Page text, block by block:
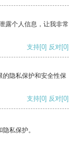
露个人信息，让我非常
支持[0] 反对[0]
的隐私保护和安全性保
支持[0] 反对[0]
私保护。